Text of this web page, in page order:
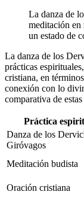
La danza de
meditación en
un estado de
La danza de los
prácticas
cristiana, en
conexión con lo
comparativa de
Práctica
Danza de los
Giróvagos
Meditación budista
Oración cristiana